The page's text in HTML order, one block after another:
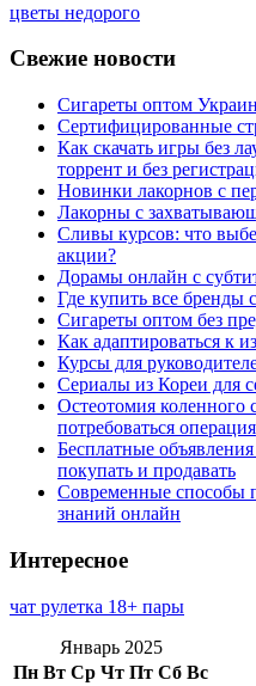
цветы недорого
Свежие новости
Сигареты оптом
Сертифицированные
Как скачать игры без
торрент и без
Новинки лакорнов с
Лакорны с
Сливы курсов: что
акции?
Дорамы онлайн с
Где купить все бренды
Сигареты оптом без
Как адаптироваться к
Курсы для
Сериалы из Кореи для
Остеотомия коленного
потребоваться операция
Бесплатные
покупать и продавать
Современные способы
знаний онлайн
Интересное
чат рулетка 18+ пары
Январь 2025
Пн Вт Ср Чт Пт Сб Вс